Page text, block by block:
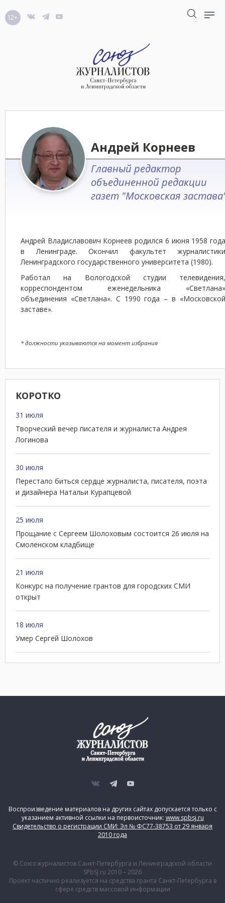
12+
КОРОТКО
31 июля
Творческий вечер писателя и журналиста Андрея
Логинова
30 июля
Перестало биться сердце журналиста, писателя, поэта
и дизайнера Натальи Курапцевой
25 июля
Прощание с Сергеем Шолоховым состоится 26 июля на
Смоленском кладбище
21 июля
Конкурс на получение грантов для городских СМИ
открыт
18 июля
Умер Сергей Шолохов
Андрей Корнеев
Главный редактор
объединенной редакции
газет "Московская
Андрей Владиславович Корнеев родился 6 июня 1958 года
в Ленинграде. Окончил факультет журналистики
Ленинградского государственного университета (1980).
Работал на Вологодской студии телевидения,
корреспондентом еженедельника «Светлана»
объединения «Свет​​​лана». С 1990 года – в «Мос​ков​ской
заставе».
* должности указываются на момент избрания
Воспроизведение материалов на других сайтах допускается только с
указанием активной ссылки на первоисточник: www.spbsj.ru
Свидетельство о регистрации СМИ: Эл № ФС77-38753 от 29 января
2010 года
© Союз журналистов Санкт-Петербурга и Ленинградской области
SPbSJ.ru 2010 – 2026
Проект частично реализуется на средства гранта Санкт-Петербурга в
сфере средств массовой информации